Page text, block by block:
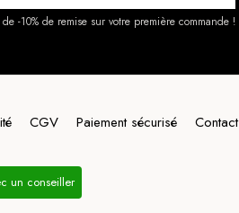
-10% de remise sur votre première commande !
CGV Paiement sécurisé Contact
un conseiller